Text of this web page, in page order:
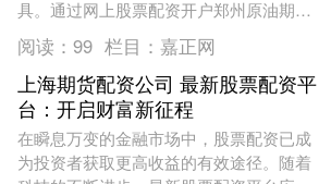
具。通过网上股票配资开户郑州原油期货
配资，投资者可以获得额外的资金杠杆，
放大投资收益。 ....
阅读： 99 栏目： 嘉正网
上海期货配资公司 最新股票配资平
台：开启财富新征程
在瞬息万变的金融市场中，股票配资已成
为投资者获取更高收益的有效途径。随着